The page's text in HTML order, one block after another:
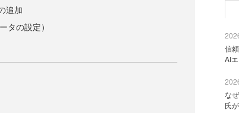
追加
タの設定）
信
AI
な
氏